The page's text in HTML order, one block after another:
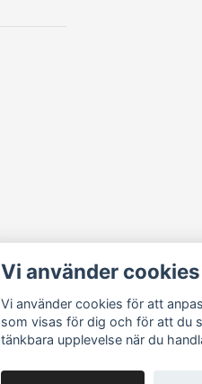
Vi använder cookies
Vi använder cookies för att
som visas för dig och för att du
tänkbara upplevelse när du